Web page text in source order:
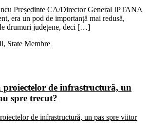
Președinte CA/Director General IPTANA
era un pod de importanță mai redusă,
drumuri județene, deci […]
, State Membre
proiectelor de infrastructură, un
spre trecut?